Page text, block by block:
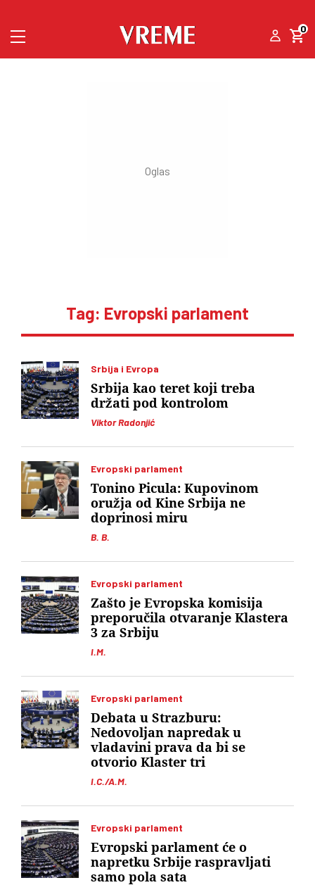
0
Tag: Evropski parlament
Srbija i Evropa
Viktor Radonjić
Srbija kao teret koji treba
držati pod kontrolom
Evropski parlament
B. B.
Tonino Picula: Kupovinom
oružja od Kine Srbija ne
doprinosi miru
Evropski parlament
I.M.
Zašto je Evropska komisija
preporučila otvaranje Klastera
3 za Srbiju
Evropski parlament
I.C./A.M.
Debata u Strazburu:
Nedovoljan napredak u
vladavini prava da bi se
otvorio Klaster tri
Evropski parlament
Evropski parlament će o
napretku Srbije raspravljati
samo pola sata